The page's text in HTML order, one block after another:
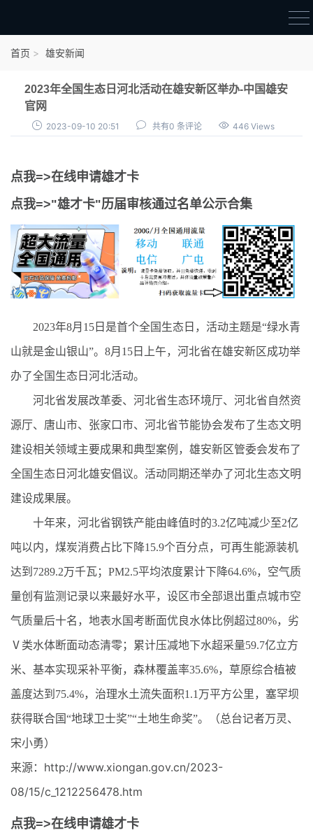
审核通过公示
首页 雄安新闻
2023年全国生态日河北活动在雄安新区举办-中国雄安
官网
2023-09-10 20:51 共有0 条评论 446 Views
点我=>在线申请雄才卡
点我=>"雄才卡"历届审核通过名单公示合集
2023年8月15日是首个全国生态日，活动主题是“绿水青
山就是金山银山”。8月15日上午，河北省在雄安新区成功举
办了全国生态日河北活动。
河北省发展改革委、河北省生态环境厅、河北省自然资
源厅、唐山市、张家口市、河北省节能协会发布了生态文明
建设相关领域主要成果和典型案例，雄安新区管委会发布了
全国生态日河北雄安倡议。活动同期还举办了河北生态文明
建设成果展。
十年来，河北省钢铁产能由峰值时的3.2亿吨减少至2亿
吨以内，煤炭消费占比下降15.9个百分点，可再生能源装机
达到7289.2万千瓦；PM2.5平均浓度累计下降64.6%，空气质
量创有监测记录以来最好水平，设区市全部退出重点城市空
气质量后十名，地表水国考断面优良水体比例超过80%，劣
Ⅴ类水体断面动态清零；累计压减地下水超采量59.7亿立方
米、基本实现采补平衡，森林覆盖率35.6%，草原综合植被
盖度达到75.4%，治理水土流失面积1.1万平方公里，塞罕坝
获得联合国“地球卫士奖”“土地生命奖”。 （总台记者万灵、
宋小勇）
来源：http://www.xiongan.gov.cn/2023-
08/15/c_1212256478.htm
点我=>在线申请雄才卡